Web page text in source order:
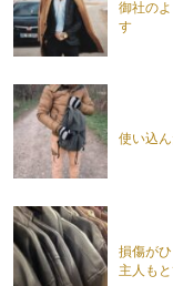
御社の
す
使い込
損傷が
主人も